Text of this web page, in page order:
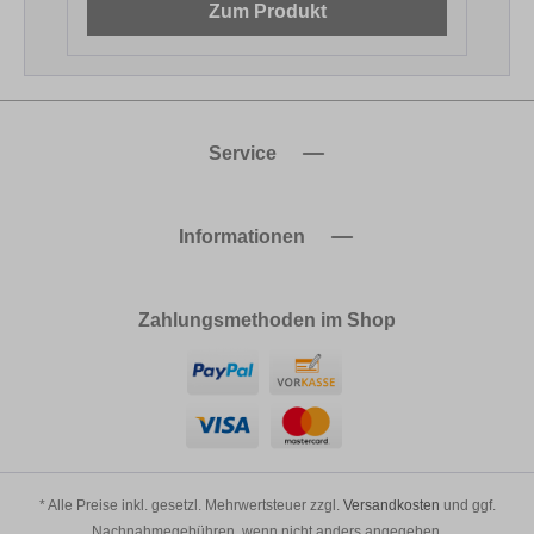
Zum Produkt
Service
Informationen
Zahlungsmethoden im Shop
* Alle Preise inkl. gesetzl. Mehrwertsteuer zzgl. Versandkosten und ggf.